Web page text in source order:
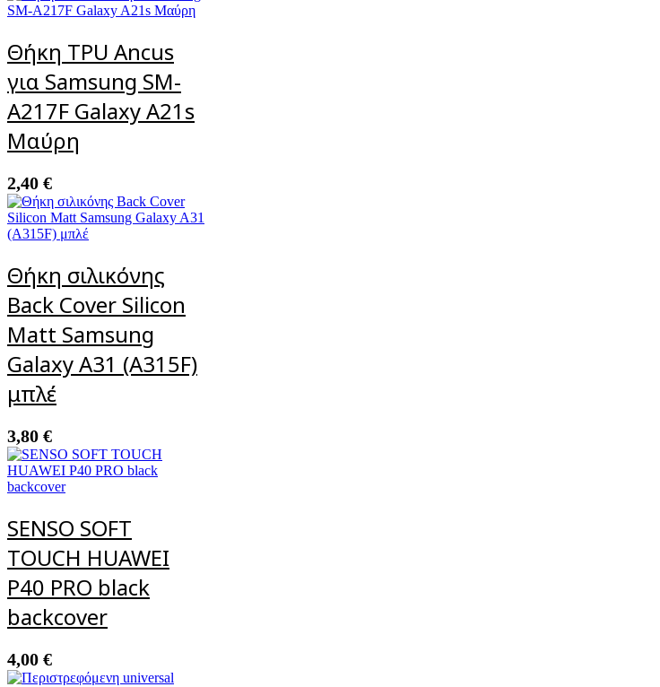
Θήκη TPU Ancus
για Samsung SM-
A217F Galaxy A21s
Μαύρη
2,40 €
Θήκη σιλικόνης
Back Cover Silicon
Matt Samsung
Galaxy A31 (A315F)
μπλέ
3,80 €
SENSO SOFT
TOUCH HUAWEI
P40 PRO black
backcover
4,00 €